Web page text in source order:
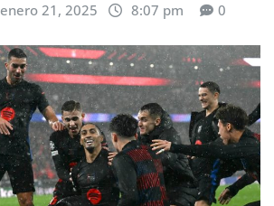
enero 21, 2025 8:07 pm 0